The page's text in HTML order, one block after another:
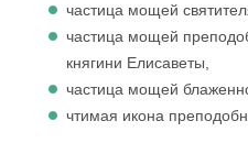
частица мощей
частица мощей
княгини Елисаветы,
частица мощей
чтимая икона